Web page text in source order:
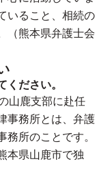
いること、相続の
（熊本県弁護士会
ください。
山鹿支部に赴任
事務所とは、弁護
所のことです。
本県山鹿市で独